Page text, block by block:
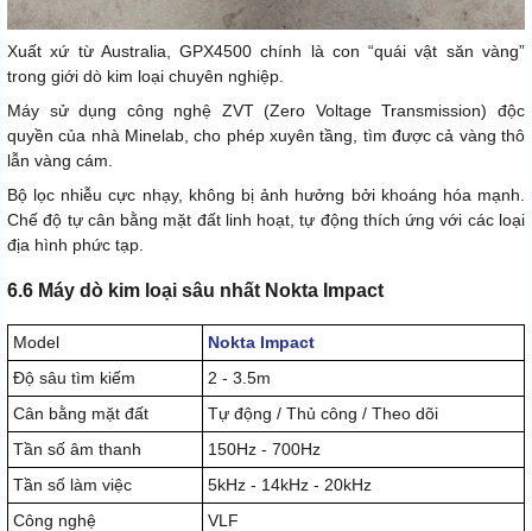
Xuất xứ từ Australia, GPX4500 chính là con “quái vật săn vàng”
trong giới dò kim loại chuyên nghiệp.
Máy sử dụng công nghệ ZVT (Zero Voltage Transmission) độc
quyền của nhà Minelab, cho phép xuyên tầng, tìm được cả vàng thô
lẫn vàng cám.
Bộ lọc nhiễu cực nhạy, không bị ảnh hưởng bởi khoáng hóa mạnh.
Chế độ tự cân bằng mặt đất linh hoạt, tự động thích ứng với các loại
địa hình phức tạp.
6.6 Máy dò kim loại sâu nhất Nokta Impact
Model
Nokta Impact
Độ sâu tìm kiếm
2 - 3.5m
Cân bằng mặt đất
Tự động / Thủ công / Theo dõi
Tần số âm thanh
150Hz - 700Hz
Tần số làm việc
5kHz - 14kHz - 20kHz
Công nghệ
VLF